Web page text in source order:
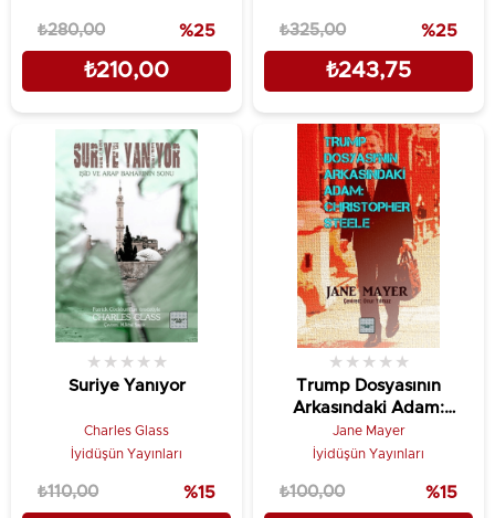
₺210,00
₺280,00 %25
₺243,75
₺325,00 %25
Suriye Yanıyor
★ ★ ★ ★ ★
Charles Glass
İyidüşün Yayınları
₺110,00 %15
Trump Dosyasının
Arkasındaki Adam:
Christopher Steele
★ ★ ★ ★ ★
Jane Mayer
İyidüşün Yayınları
₺100,00 %15